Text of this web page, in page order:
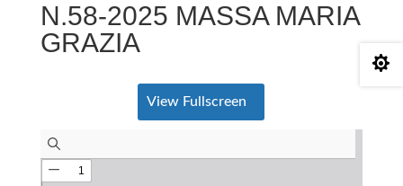
N.58-2025 MASSA MARIA
GRAZIA
View Fullscreen
